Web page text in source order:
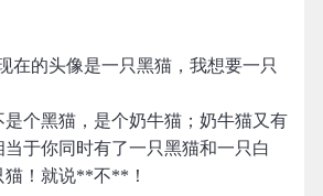
在的头像是一只黑猫，我想要一只
个黑猫，是个奶牛猫；奶牛猫又有
于你同时有了一只黑猫和一只白
！就说**不**！